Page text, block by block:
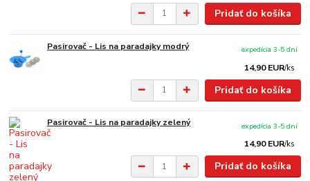
Pridať do košíka
Pasirovač - Lis na paradajky modrý
14,90 EUR/ks
expedícia 3-5 dní
Pridať do košíka
Pasirovač - Lis na paradajky zelený
14,90 EUR/ks
expedícia 3-5 dní
Pridať do košíka